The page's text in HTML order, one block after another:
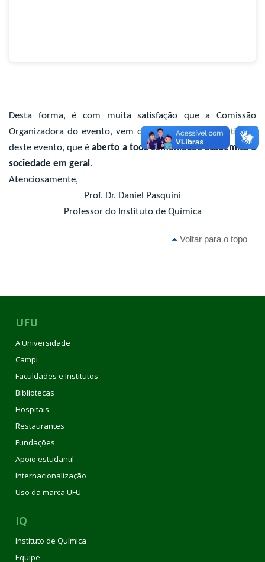
Desta forma, é com muita satisfação que a Comissão
Organizadora do evento, vem convidar-lhes para participar
deste evento, que éaberto a toda comunidade acadêmica e
sociedade em geral .
Atenciosamente,
Prof. Dr. Daniel Pasquini
Professor do Instituto de Química
Voltar para o topo
UFU
A Universidade
Campi
Faculdades e Institutos
Bibliotecas
Hospitais
Restaurantes
Fundações
Apoio estudantil
Internacionalização
Uso da marca UFU
IQ
Instituto de Química
Equipe